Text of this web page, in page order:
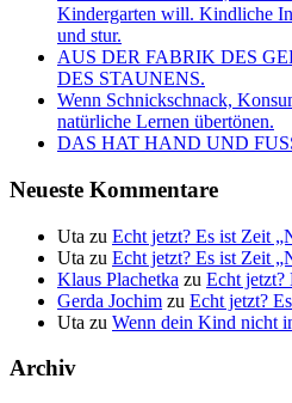
Kindergarten will. Kindliche
und stur.
AUS DER FABRIK DES
DES STAUNENS.
Wenn Schnickschnack,
natürliche Lernen übertönen.
DAS HAT HAND UND
Neueste Kommentare
Uta zu Echt jetzt? Es ist Zeit
Uta zu Echt jetzt? Es ist Zeit
Klaus Plachetka zu Echt jetzt?
Gerda Jochim zu Echt jetzt?
Uta zu Wenn dein Kind nicht
Archiv